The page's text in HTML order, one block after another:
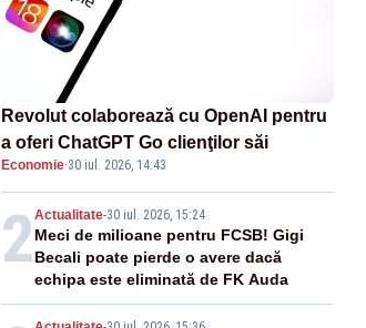
Revolut colaborează cu OpenAI pentru
a oferi ChatGPT Go clienţilor săi
Economie·30 iul. 2026, 14:43
2Actualitate-30 iul. 2026, 15:24
Meci de milioane pentru FCSB! Gigi
Becali poate pierde o avere dacă
echipa este eliminată de FK Auda